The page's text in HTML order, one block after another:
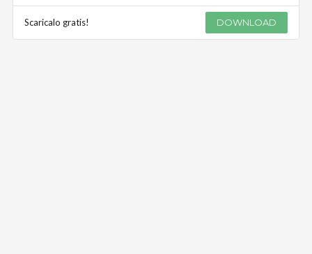
Scaricalo gratis! DOWNLOAD